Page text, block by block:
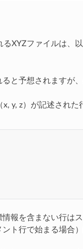
るXYZファイルは、
と予想されますが
y, z）が記述された
報を含まない行はス
ト行で始まる場合